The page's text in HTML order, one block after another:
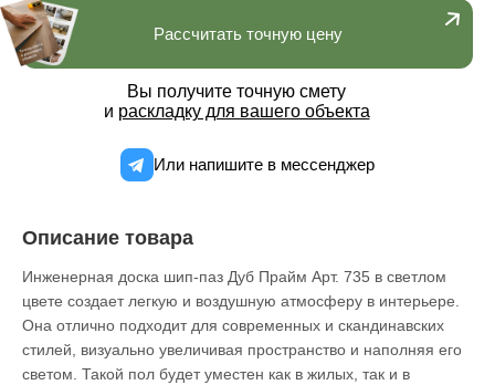
Рассчитать точную цену
Вы получите точную смету
и раскладку для вашего объекта
Или напишите в мессенджер
Описание товара
Инженерная доска шип-паз Дуб Прайм Арт. 735 в светлом
цвете создает легкую и воздушную атмосферу в интерьере.
Она отлично подходит для современных и скандинавских
стилей, визуально увеличивая пространство и наполняя его
светом. Такой пол будет уместен как в жилых, так и в